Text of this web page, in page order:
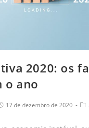
2020: os
o ano
17 de dezembro de 2020